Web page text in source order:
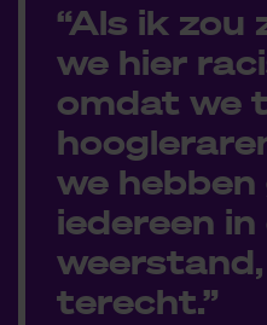
“Als ik zou
we hier
omdat we
we
iedereen in
terecht.”